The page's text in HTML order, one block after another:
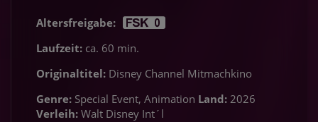
Altersfreigabe:
Laufzeit: ca. 60 min.
Originaltitel: Disney Channel Mitmachkino
Genre: Special Event, Animation Land: 2026
Verleih: Walt Disney Int´l